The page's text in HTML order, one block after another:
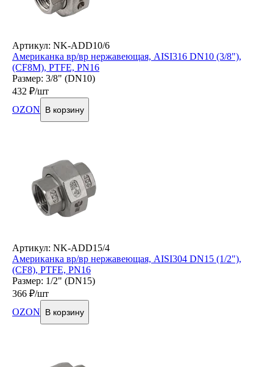
Артикул: NK-ADD10/6
Американка вр/вр нержавеющая, AISI316 DN10 (3/8"),
(CF8M), PTFE, PN16
Размер: 3/8" (DN10)
432 ₽/шт
OZON
В корзину
Артикул: NK-ADD15/4
Американка вр/вр нержавеющая, AISI304 DN15 (1/2"),
(CF8), PTFE, PN16
Размер: 1/2" (DN15)
366 ₽/шт
OZON
В корзину